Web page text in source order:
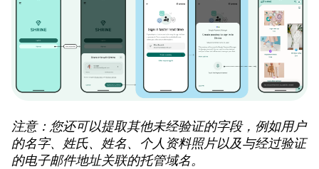
注意：您还可以提取其他未经验证的字段，例如用户
的名字、姓氏、姓名、个人资料照片以及与经过验证
的电子邮件地址关联的托管域名。